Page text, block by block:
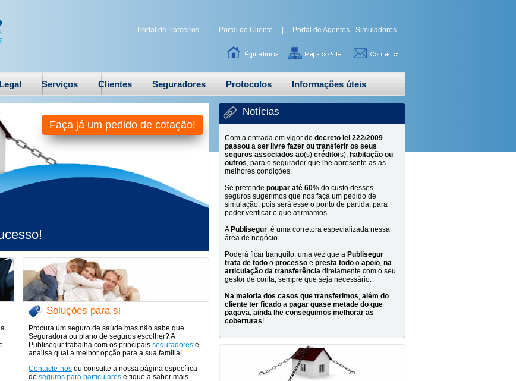
Portal de Parceiros Portal do Cliente Portal de Agentes - Simuladores
Serviços Clientes Seguradores Protocolos Informações úteis
Faça já um pedido de cotação!
Soluções para si
Procura um seguro de saúde mas não sabe que
Seguradora ou plano de seguros escolher? A
Publisegur trabalha com os principais seguradores e
analisa qual a melhor opção para a sua família!
Contacte-nos ou consulte a nossa página específica
de seguros para particulares e fique a saber mais
Notícias
Com a entrada em vigor do decreto lei 222/2009
passou a ser livre fazer ou transferir os seus
seguros associados ao(s) crédito(s), habitação ou
outros, para o segurador que lhe apresente as as
melhores condições.
Se pretende poupar até 60% do custo desses
seguros sugerimos que nos faça um pedido de
simulação, pois será esse o ponto de partida, para
poder verificar o que afirmamos.
A Publisegur, é uma corretora especializada nessa
área de negócio.
Poderá ficar tranquilo, uma vez que a Publisegur
trata de todo o processo e presta todo o apoio, na
articulação da transferência diretamente com o seu
gestor de conta, sempre que seja necessário.
Na maioria dos casos que transferimos, além do
cliente ter ficado a pagar quase metade do que
pagava, ainda lhe conseguimos melhorar as
coberturas!